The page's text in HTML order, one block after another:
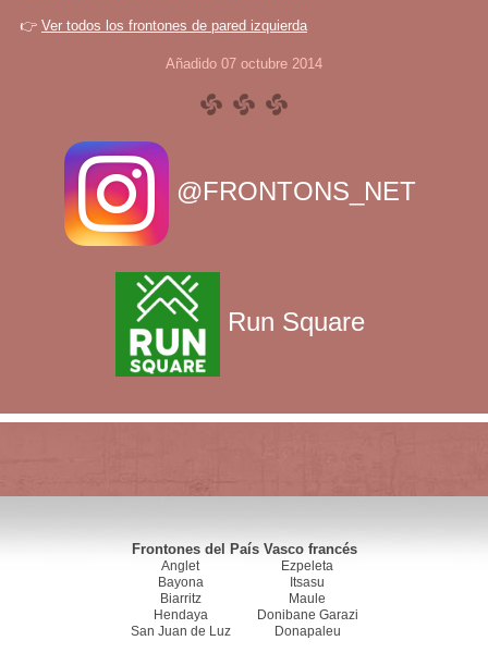
👉 Ver todos los frontones de pared izquierda
Añadido 07 octubre 2014
@FRONTONS_NET
Run Square
Frontones del País Vasco francés
Anglet
Bayona
Biarritz
Hendaya
San Juan de Luz
Ezpeleta
Itsasu
Maule
Donibane Garazi
Donapaleu